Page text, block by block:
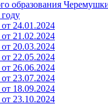
образования
24.01.2024
21.02.2024
20.03.2024
22.05.2024
26.06.2024
23.07.2024
18.09.2024
23.10.2024